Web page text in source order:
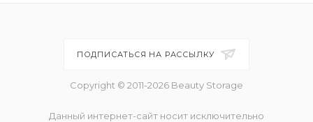
ПОДПИСАТЬСЯ НА РАССЫЛКУ
Copyright © 2011-2026 Beauty Storage
Данный интернет-сайт носит исключительно